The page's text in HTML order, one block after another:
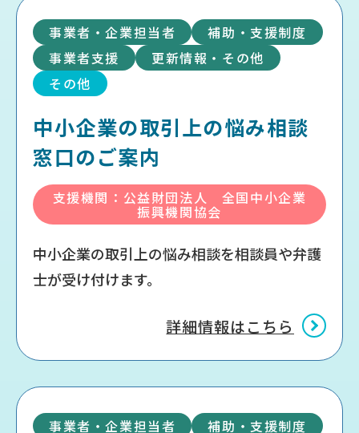
事業者・企業担当者
補助・支援制度
事業者支援
更新情報・その他
その他
中小企業の取引上の悩み相談
窓口のご案内
支援機関：公益財団法人 全国中小企業
振興機関協会
中小企業の取引上の悩み相談を相談員や弁護
士が受け付けます。
詳細情報はこちら
事業者・企業担当者 補助・支援制度